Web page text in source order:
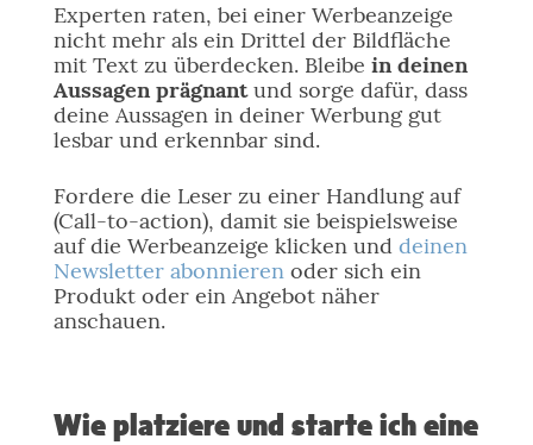
Experten raten, bei einer Werbeanzeige
nicht mehr als ein Drittel der Bildfläche
mit Text zu überdecken. Bleibe in deinen
Aussagen prägnantund sorge dafür, dass
deine Aussagen in deiner Werbung gut
lesbar und erkennbar sind.
Fordere die Leser zu einer Handlung auf
(Call-to-action), damit sie beispielsweise
auf die Werbeanzeige klicken und deinen
Newsletter abonnierenoder sich ein
Produkt oder ein Angebot näher
anschauen.
Wie platziere und starte ich eine